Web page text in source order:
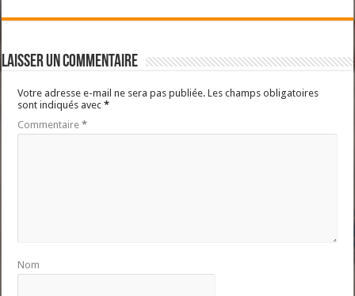
Laisser un commentaire
Votre adresse e-mail ne sera pas publiée. Les champs obligatoires
sont indiqués avec*
Commentaire*
Nom